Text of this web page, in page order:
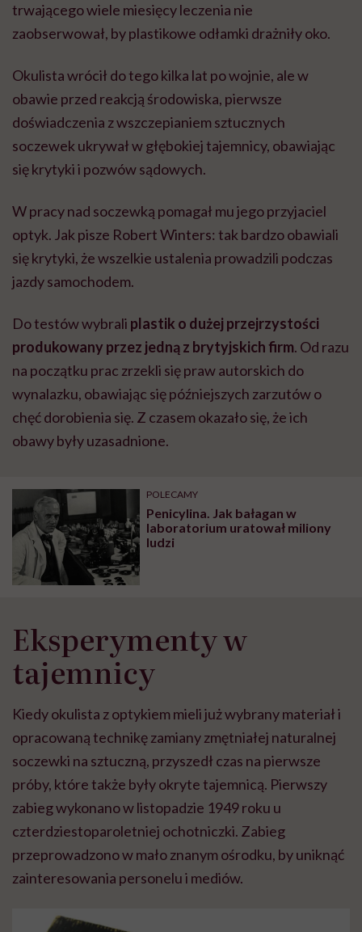
trwającego wiele miesięcy leczenia nie
zaobserwował, by plastikowe odłamki drażniły oko.
Okulista wrócił do tego kilka lat po wojnie, ale w
obawie przed reakcją środowiska, pierwsze
doświadczenia z wszczepianiem sztucznych
soczewek ukrywał w głębokiej tajemnicy, obawiając
się krytyki i pozwów sądowych.
W pracy nad soczewką pomagał mu jego przyjaciel
optyk. Jak pisze Robert Winters: tak bardzo obawiali
się krytyki, że wszelkie ustalenia prowadzili podczas
jazdy samochodem.
Do testów wybrali plastik o dużej przejrzystości
produkowany przez jedną z brytyjskich firm. Od razu
na początku prac zrzekli się praw autorskich do
wynalazku, obawiając się późniejszych zarzutów o
chęć dorobienia się. Z czasem okazało się, że ich
obawy były uzasadnione.
POLECAMY
Penicylina. Jak bałagan w
laboratorium uratował miliony
ludzi
Eksperymenty w
tajemnicy
Kiedy okulista z optykiem mieli już wybrany materiał i
opracowaną technikę zamiany zmętniałej naturalnej
soczewki na sztuczną, przyszedł czas na pierwsze
próby, które także były okryte tajemnicą. Pierwszy
zabieg wykonano w listopadzie 1949 roku u
czterdziestoparoletniej ochotniczki. Zabieg
przeprowadzono w mało znanym ośrodku, by uniknąć
zainteresowania personelu i mediów.